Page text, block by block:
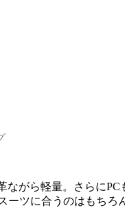
がら軽量。さらに
ツに合うのはもちろ